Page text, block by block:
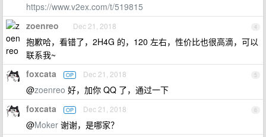
https://www.v2ex.com/t/519815
4
zoenreo Dec 21, 2018
抱歉哈，看错了，2H4G 的，120 左右，性价比也很高滴，可以
联系我~
5
foxcata OP Dec 21, 2018
@zoenreo 好，加你 QQ 了，通过一下
6
foxcata OP Dec 21, 2018
@Moker 谢谢，是哪家？